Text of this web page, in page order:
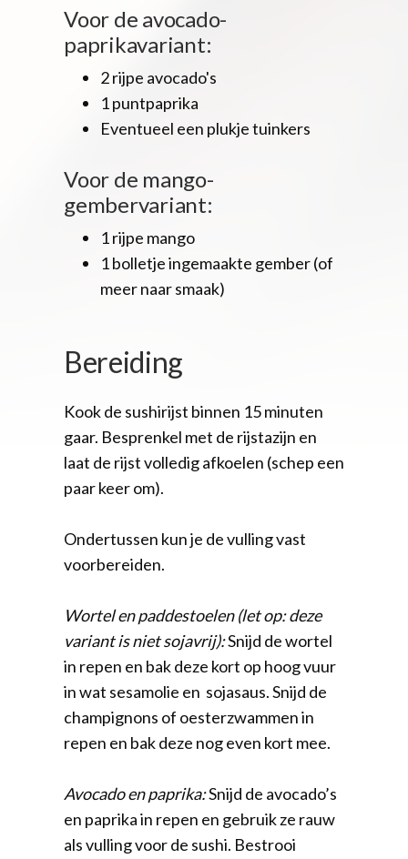
Voor de avocado-
paprikavariant:
2 rijpe avocado's
1 puntpaprika
Eventueel een plukje tuinkers
Voor de mango-
gembervariant:
1 rijpe mango
1 bolletje ingemaakte gember (of
meer naar smaak)
Bereiding
Kook de sushirijst binnen 15 minuten
gaar. Besprenkel met de rijstazijn en
laat de rijst volledig afkoelen (schep een
paar keer om).
Ondertussen kun je de vulling vast
voorbereiden.
Wortel en paddestoelen (let op: deze
variant is niet sojavrij):Snijd de wortel
in repen en bak deze kort op hoog vuur
in wat sesamolie en sojasaus. Snijd de
champignons of oesterzwammen in
repen en bak deze nog even kort mee.
Avocado en paprika:Snijd de avocado’s
en paprika in repen en gebruik ze rauw
als vulling voor de sushi. Bestrooi